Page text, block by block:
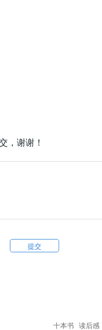
，谢谢！
十本书 读后感